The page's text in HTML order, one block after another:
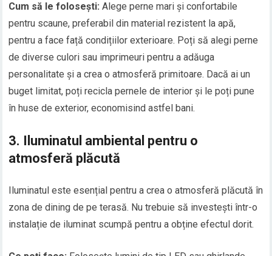
Cum să le folosești: Alege perne mari și confortabile
pentru scaune, preferabil din material rezistent la apă,
pentru a face față condițiilor exterioare. Poți să alegi perne
de diverse culori sau imprimeuri pentru a adăuga
personalitate și a crea o atmosferă primitoare. Dacă ai un
buget limitat, poți recicla pernele de interior și le poți pune
în huse de exterior, economisind astfel bani.
3.
Iluminatul ambiental pentru o
atmosferă plăcută
Iluminatul este esențial pentru a crea o atmosferă plăcută în
zona de dining de pe terasă. Nu trebuie să investești într-o
instalație de iluminat scumpă pentru a obține efectul dorit.